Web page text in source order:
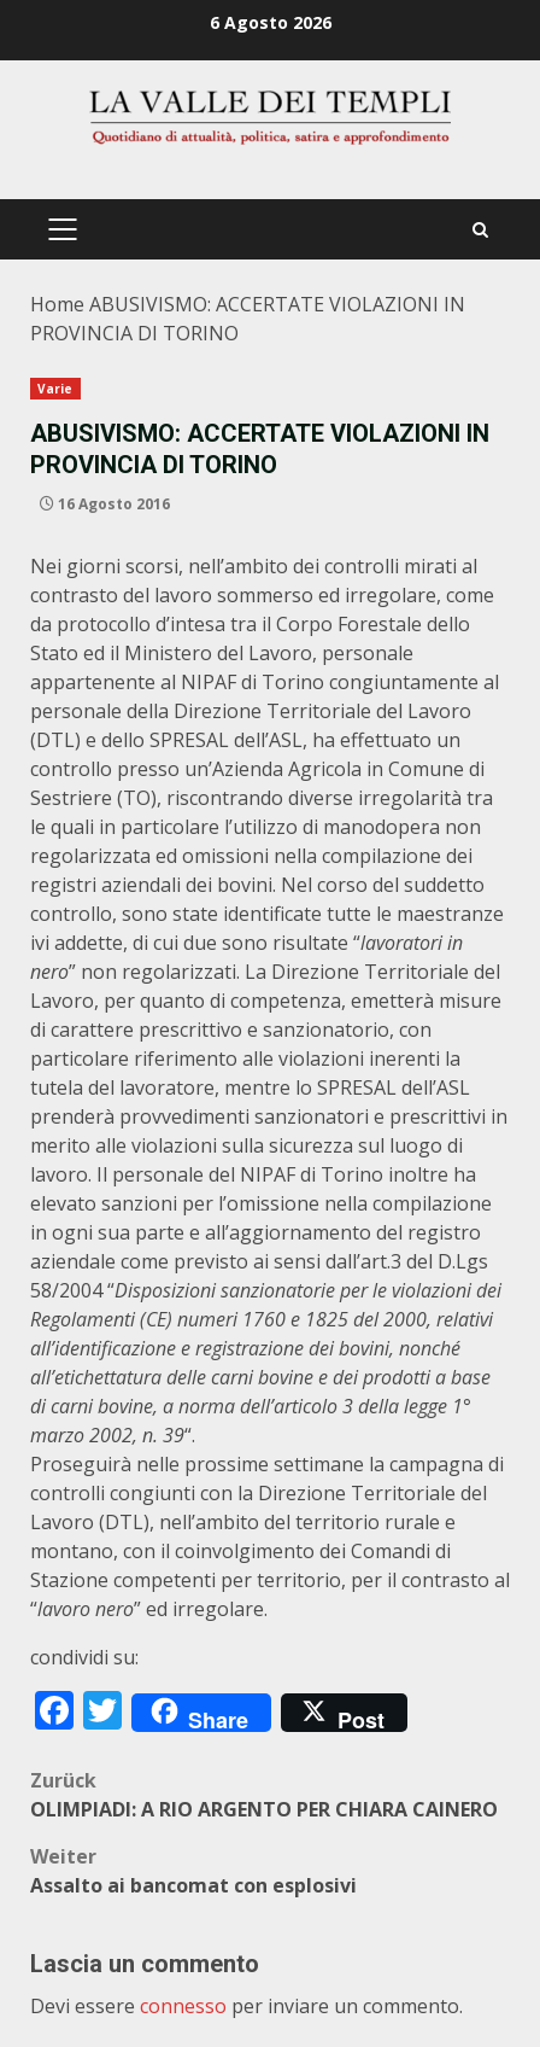
6 Agosto 2026
PRIMÄRES
Home ABUSIVISMO: ACCERTATE VIOLAZIONI IN
PROVINCIA DI TORINO
Varie
ABUSIVISMO: ACCERTATE VIOLAZIONI IN
PROVINCIA DI TORINO
16 Agosto 2016
Nei giorni scorsi, nell’ambito dei controlli mirati al
contrasto del lavoro sommerso ed irregolare, come
da protocollo d’intesa tra il Corpo Forestale dello
Stato ed il Ministero del Lavoro, personale
appartenente al NIPAF di Torino congiuntamente al
personale della Direzione Territoriale del Lavoro
(DTL) e dello SPRESAL dell’ASL, ha effettuato un
controllo presso un’Azienda Agricola in Comune di
Sestriere (TO), riscontrando diverse irregolarità tra
le quali in particolare l’utilizzo di manodopera non
regolarizzata ed omissioni nella compilazione dei
registri aziendali dei bovini. Nel corso del suddetto
controllo, sono state identificate tutte le maestranze
ivi addette, di cui due sono risultate “lavoratori in
nero” non regolarizzati. La Direzione Territoriale del
Lavoro, per quanto di competenza, emetterà misure
di carattere prescrittivo e sanzionatorio, con
particolare riferimento alle violazioni inerenti la
tutela del lavoratore, mentre lo SPRESAL dell’ASL
prenderà provvedimenti sanzionatori e prescrittivi in
merito alle violazioni sulla sicurezza sul luogo di
lavoro. Il personale del NIPAF di Torino inoltre ha
elevato sanzioni per l’omissione nella compilazione
in ogni sua parte e all’aggiornamento del registro
aziendale come previsto ai sensi dall’art.3 del D.Lgs
58/2004 “Disposizioni sanzionatorie per le violazioni dei
Regolamenti (CE) numeri 1760 e 1825 del 2000, relativi
all’identificazione e registrazione dei bovini, nonché
all’etichettatura delle carni bovine e dei prodotti a base
di carni bovine, a norma dell’articolo 3 della legge 1°
marzo 2002, n. 39“.
Proseguirà nelle prossime settimane la campagna di
controlli congiunti con la Direzione Territoriale del
Lavoro (DTL), nell’ambito del territorio rurale e
montano, con il coinvolgimento dei Comandi di
Stazione competenti per territorio, per il contrasto al
“lavoro nero” ed irregolare.
condividi su:
Facebook
Twitter
Share Post
Beitragsnavigation
Zurück
OLIMPIADI: A RIO ARGENTO PER CHIARA CAINERO
Weiter
Assalto ai bancomat con esplosivi
Lascia un commento
Devi essere connesso per inviare un commento.